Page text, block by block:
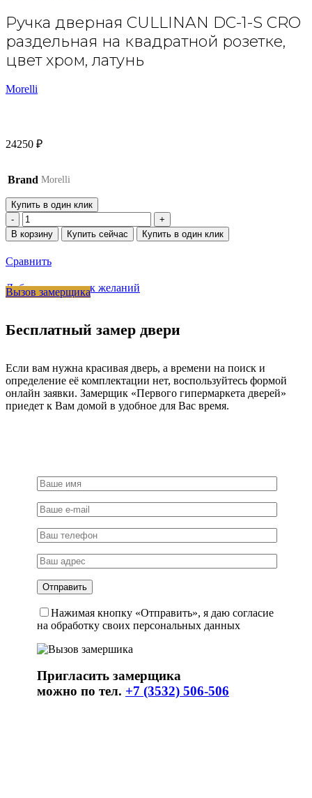
Ручка дверная CULLINAN DC-1-S CRO
раздельная на квадратной розетке,
цвет хром, латунь
Morelli
24250 ₽
Brand Morelli
Купить в один клик
Количество
товара
Ручка
CULLINAN
1-
раздельная
розетке,
цвет
хром,
латунь
В корзину Купить сейчас Купить в один клик
Сравнить
Добавить в список желаний
Вызов замерщика
Бесплатный замер двери
Если вам нужна красивая дверь, а времени на поиск и
определение её комплектации нет, воспользуйтесь формой
онлайн заявки. Замерщик «Первого гипермаркета дверей»
приедет к Вам домой в удобное для Вас время.
Нажимая кнопку «Отправить», я даю согласие
на обработку своих персональных данных
Пригласить замерщика
можно по тел. +7 (3532) 506-506